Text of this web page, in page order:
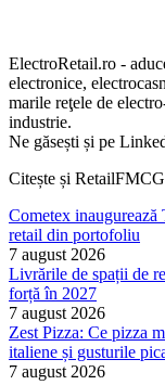
ElectroRetail.ro -
electronice,
marile reţele de
industrie.
Ne găsești și pe
Citește și
Cometex
retail din portofoliu
7 august 2026
Livrările de spații de
forță în 2027
7 august 2026
Zest Pizza: Ce pizza
italiene și gusturile
7 august 2026